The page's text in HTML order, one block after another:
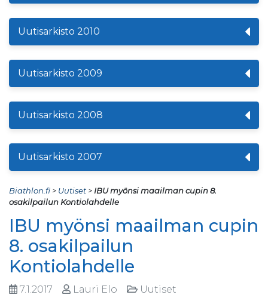
Uutisarkisto 2010
Uutisarkisto 2009
Uutisarkisto 2008
Uutisarkisto 2007
Biathlon.fi> Uutiset> IBU myönsi maailman cupin 8.
osakilpailun Kontiolahdelle
IBU myönsi maailman cupin
8. osakilpailun
Kontiolahdelle
7.1.2017 Lauri Elo Uutiset